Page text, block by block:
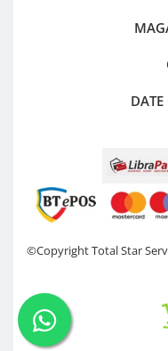
©Copyright Total Star